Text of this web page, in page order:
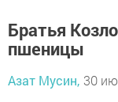
Братья
пшеницы
Азат Мусин, 30